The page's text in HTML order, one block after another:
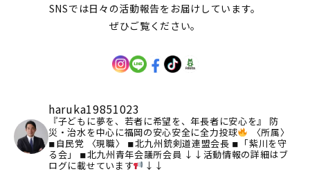
SNSでは日々の活動報告をお届けしています。
ぜひご覧ください。
haruka19851023
『子どもに夢を、若者に希望を、年長者に安心を』
防
災・治水を中心に福岡の安心安全に全力投球
〈所属〉
◾︎自民党 〈現職〉 ◾︎北九州銃剣道連盟会長 ◾︎「紫川を守
る会」
◾︎北九州青年会議所会員 ↓↓活動情報の詳細はブ
ログに載せています
↓↓